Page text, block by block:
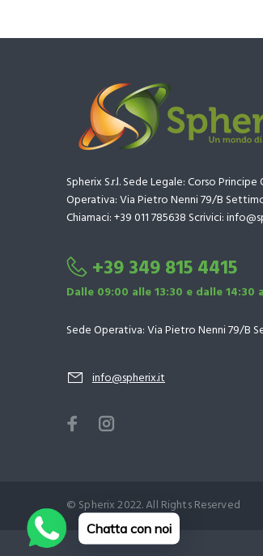
Spherix S.r.l. Sede Legale: Corso
Operativa: Via Pietro Nenni 79/B
Chiamaci: +39 011 785638 Scrivici:
+39 349 815 4415
Dalle 09:00 alle 13:30 e dalle 14:30
Sede Operativa: Via Pietro Nenni 79/B
info@spherix.it
© Spherix 2022. All Rights Reserved
Chatta con noi